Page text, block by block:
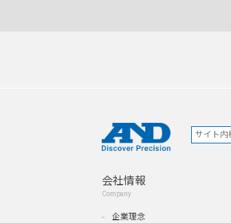
会社情報
Company
企業理念